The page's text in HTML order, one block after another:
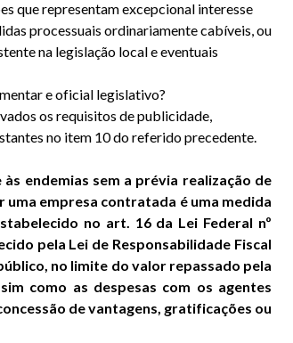
que representam excepcional interesse
processuais ordinariamente cabíveis, ou
na legislação local e eventuais
e oficial legislativo?
os requisitos de publicidade,
no item 10 do referido precedente.
endemias sem a prévia realização de
empresa contratada é uma medida
no art. 16 da Lei Federal nº
pela Lei de Responsabilidade Fiscal
no limite do valor repassado pela
como as despesas com os agentes
de vantagens, gratificações ou